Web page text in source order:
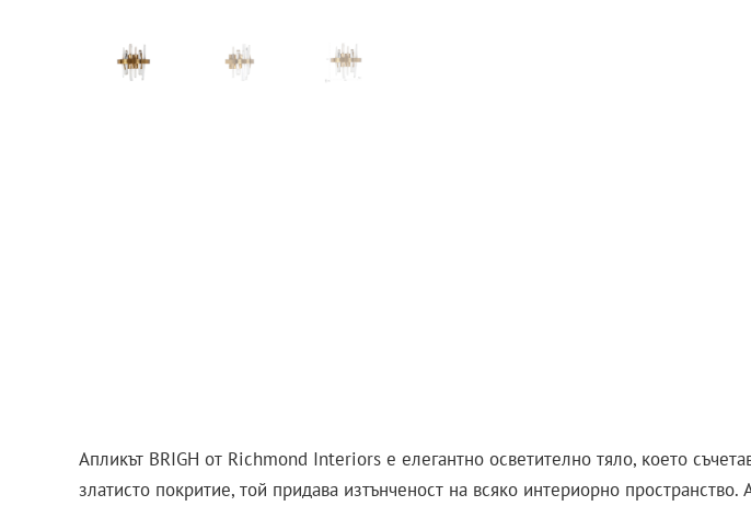
Апликът BRIGH от Richmond Interiors е елегантно осветително тяло, което
златисто покритие, той придава изтънченост на всяко интериорно